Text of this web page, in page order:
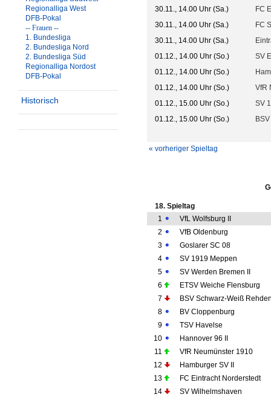
Regionalliga West
DFB-Pokal
-- Frauen --
1. Bundesliga
2. Bundesliga Nord
2. Bundesliga Süd
Regionalliga Nordost
DFB-Pokal
Historisch
30.11., 14.00 Uhr (Sa.)
FC
30.11., 14.00 Uhr (Sa.)
FC
30.11., 14.00 Uhr (Sa.)
01.12., 14.00 Uhr (So.)
SV
01.12., 14.00 Uhr (So.)
01.12., 14.00 Uhr (So.)
VfR
01.12., 15.00 Uhr (So.)
SV
01.12., 15.00 Uhr (So.)
« vorheriger Spieltag
18. Spieltag
1
VfL Wolfsburg II
2
VfB Oldenburg
3
Goslarer SC 08
4
SV 1919 Meppen
5
SV Werden Bremen II
6
ETSV Weiche Flensburg
7
BSV Schwarz-Weiß
8
BV Cloppenburg
9
TSV Havelse
10
Hannover 96 II
11
VfR Neumünster 1910
12
Hamburger SV II
13
FC Eintracht Norderstedt
14
SV Wilhelmshaven